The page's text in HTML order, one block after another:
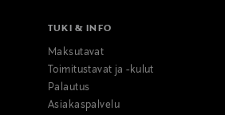
TUKI & INFO
Maksutavat
Toimitustavat ja -kulut
Palautus
Asiakaspalvelu